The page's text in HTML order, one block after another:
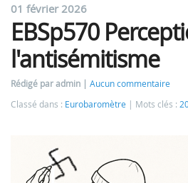
01 février 2026
EBSp570
l'antisémitisme
Rédigé par admin
Aucun commentaire
Classé dans : Eurobaromètre Mots clés :